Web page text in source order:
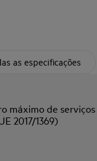
as especificações
máximo de
2017/1369)